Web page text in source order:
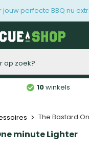
jouw perfecte BBQ nu
10winkels
The Bastard
minute Lighter